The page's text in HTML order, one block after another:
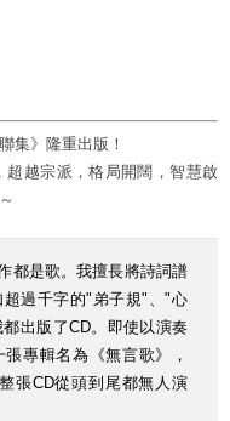
集》隆重出版！
超越宗派，格局開闊，智慧啟
都是歌。我擅長將詩詞譜
過千字的"弟子規"、"心
出版了CD。即使以演奏
專輯名為《無言歌》，
張CD從頭到尾都無人演